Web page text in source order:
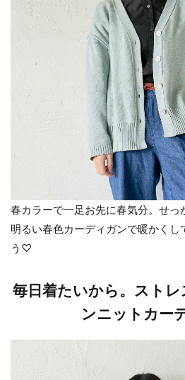
春カラーで一足お先に春気分。せっ
明るい春色カーディガンで暖かくし
う♡
毎日着たいから。スト
ンニットカー